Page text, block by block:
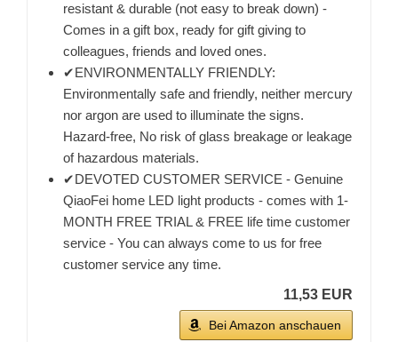
resistant & durable (not easy to break down) -
Comes in a gift box, ready for gift giving to
colleagues, friends and loved ones.
✔ENVIRONMENTALLY FRIENDLY:
Environmentally safe and friendly, neither mercury
nor argon are used to illuminate the signs.
Hazard-free, No risk of glass breakage or leakage
of hazardous materials.
✔DEVOTED CUSTOMER SERVICE - Genuine
QiaoFei home LED light products - comes with 1-
MONTH FREE TRIAL & FREE life time customer
service - You can always come to us for free
customer service any time.
11,53 EUR
Bei Amazon anschauen